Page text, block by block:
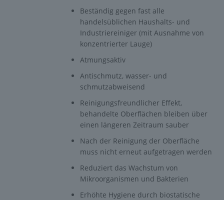
Beständig gegen fast alle
handelsüblichen Haushalts- und
Industriereiniger (mit Ausnahme von
konzentrierter Lauge)
Atmungsaktiv
Antischmutz, wasser- und
schmutzabweisend
Reinigungsfreundlicher Effekt,
behandelte Oberflächen bleiben über
einen längeren Zeitraum sauber
Nach der Reinigung der Oberfläche
muss nicht erneut aufgetragen werden
Reduziert das Wachstum von
Mikroorganismen und Bakterien
Erhöhte Hygiene durch biostatische